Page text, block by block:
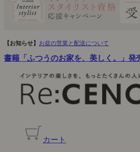
【お知らせ】 お盆の営業と配送について
書籍「ふつうのお家を、美しく。」発
カート